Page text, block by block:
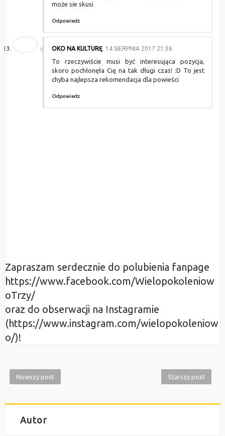
może sie skusi
Odpowiedz
OKO NA KULTURĘ 14 SIERPNIA 2017 21:36
To rzeczywiście musi być interesująca pozycja,
skoro pochłonęła Cię na tak długi czas! :D To jest
chyba najlepsza rekomendacja dla powieści
Odpowiedz
Zapraszam serdecznie do polubienia fanpage
https://www.facebook.com/Wielopokoleniow
oTrzy/
oraz do obserwacji na Instagramie
(https://www.instagram.com/wielopokoleniow
o/)!
Nowszy post Starszy post
Autor